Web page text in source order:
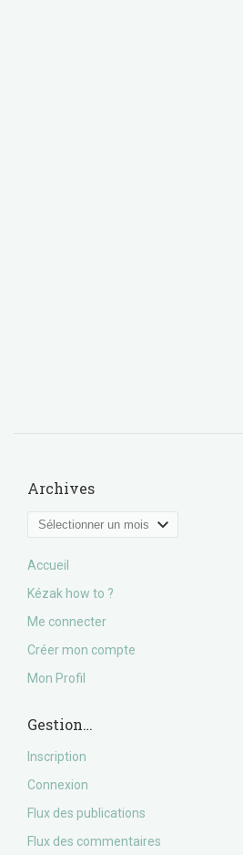
Archives
Archives
Accueil
Kézak how to ?
Me connecter
Créer mon compte
Mon Profil
Gestion…
Inscription
Connexion
Flux des publications
Flux des commentaires